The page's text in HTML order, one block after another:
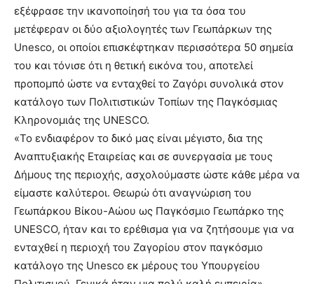
εξέφρασε την ικανοποίησή του για τα όσα του
μετέφεραν οι δύο αξιολογητές των Γεωπάρκων της
Unesco, oι οποίοι επισκέφτηκαν περισσότερα 50 σημεία
του και τόνισε ότι η θετική εικόνα του, αποτελεί
προπομπό ώστε να ενταχθεί το Ζαγόρι συνολικά στον
κατάλογο των Πολιτιστικών Τοπίων της Παγκόσμιας
Κληρονομιάς της UNESCO.
«Το ενδιαφέρον το δικό μας είναι μέγιστο, δια της
Αναπτυξιακής Εταιρείας και σε συνεργασία με τους
Δήμους της περιοχής, ασχολούμαστε ώστε κάθε μέρα να
είμαστε καλύτεροι. Θεωρώ ότι αναγνώριση του
Γεωπάρκου Βίκου-Αώου ως Παγκόσμιο Γεωπάρκο της
UNESCO, ήταν και το ερέθισμα για να ζητήσουμε για να
ενταχθεί η περιοχή του Ζαγορίου στον παγκόσμιο
κατάλογο της Unesco εκ μέρους του Υπουργείου